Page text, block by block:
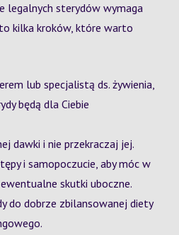
legalnych sterydów wymaga
kilka kroków, które warto
lub specjalistą ds. żywienia,
będą dla Ciebie
dawki i nie przekraczaj jej.
i samopoczucie, aby móc w
skutki uboczne.
do dobrze zbilansowanej diety